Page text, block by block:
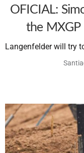
OFICIAL:
the MXGP
Langenfelder will try